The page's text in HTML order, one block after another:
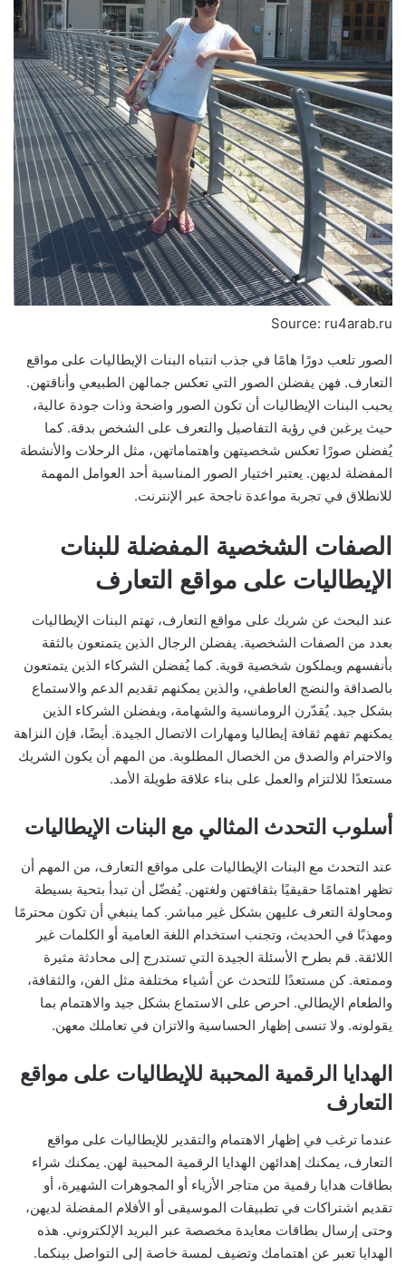
Source: ru4arab.ru
الصور تلعب دورًا هامًا في جذب انتباه البنات الإيطاليات على مواقع
التعارف. فهن يفضلن الصور التي تعكس جمالهن الطبيعي وأناقتهن.
يحبب البنات الإيطاليات أن تكون الصور واضحة وذات جودة عالية،
حيث يرغبن في رؤية التفاصيل والتعرف على الشخص بدقة. كما
يُفضلن صورًا تعكس شخصيتهن واهتماماتهن، مثل الرحلات والأنشطة
المفضلة لديهن. يعتبر اختيار الصور المناسبة أحد العوامل المهمة
للانطلاق في تجربة مواعدة ناجحة عبر الإنترنت.
الصفات الشخصية المفضلة للبنات
الإيطاليات على مواقع التعارف
عند البحث عن شريك على مواقع التعارف، تهتم البنات الإيطاليات
بعدد من الصفات الشخصية. يفضلن الرجال الذين يتمتعون بالثقة
بأنفسهم ويملكون شخصية قوية. كما يُفضلن الشركاء الذين يتمتعون
بالصداقة والنضج العاطفي، والذين يمكنهم تقديم الدعم والاستماع
بشكل جيد. يُقدّرن الرومانسية والشهامة، ويفضلن الشركاء الذين
يمكنهم تفهم ثقافة إيطاليا ومهارات الاتصال الجيدة. أيضًا، فإن النزاهة
والاحترام والصدق من الخصال المطلوبة. من المهم أن يكون الشريك
مستعدًا للالتزام والعمل على بناء علاقة طويلة الأمد.
أسلوب التحدث المثالي مع البنات الإيطاليات
عند التحدث مع البنات الإيطاليات على مواقع التعارف، من المهم أن
تظهر اهتمامًا حقيقيًا بثقافتهن ولغتهن. يُفضّل أن تبدأ بتحية بسيطة
ومحاولة التعرف عليهن بشكل غير مباشر. كما ينبغي أن تكون محترمًا
ومهذبًا في الحديث، وتجنب استخدام اللغة العامية أو الكلمات غير
اللائقة. قم بطرح الأسئلة الجيدة التي تستدرج إلى محادثة مثيرة
وممتعة. كن مستعدًا للتحدث عن أشياء مختلفة مثل الفن، والثقافة،
والطعام الإيطالي. احرص على الاستماع بشكل جيد والاهتمام بما
يقولونه. ولا تنسى إظهار الحساسية والاتزان في تعاملك معهن.
الهدايا الرقمية المحببة للإيطاليات على مواقع
التعارف
عندما ترغب في إظهار الاهتمام والتقدير للإيطاليات على مواقع
التعارف، يمكنك إهدائهن الهدايا الرقمية المحببة لهن. يمكنك شراء
بطاقات هدايا رقمية من متاجر الأزياء أو المجوهرات الشهيرة، أو
تقديم اشتراكات في تطبيقات الموسيقى أو الأفلام المفضلة لديهن،
وحتى إرسال بطاقات معايدة مخصصة عبر البريد الإلكتروني. هذه
الهدايا تعبر عن اهتمامك وتضيف لمسة خاصة إلى التواصل بينكما.